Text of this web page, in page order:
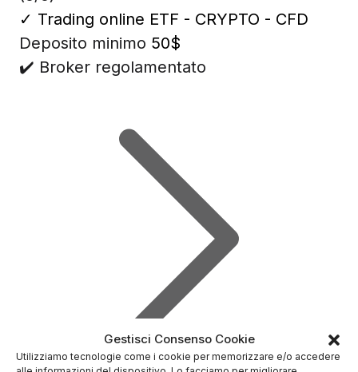
Gestisci Consenso Cookie
Utilizziamo tecnologie come i cookie per memorizzare e/o accedere
✓ Trading online ETF - CRYPTO - CFD
Deposito minimo 50$
✔️ Broker regolamentato